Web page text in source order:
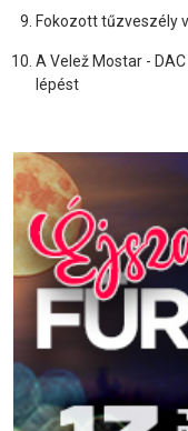
Fokozott tűzveszély
A Velež Mostar -
lépést